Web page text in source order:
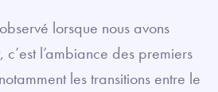
lorsque nous avons
l’ambiance des premiers
les transitions entre le